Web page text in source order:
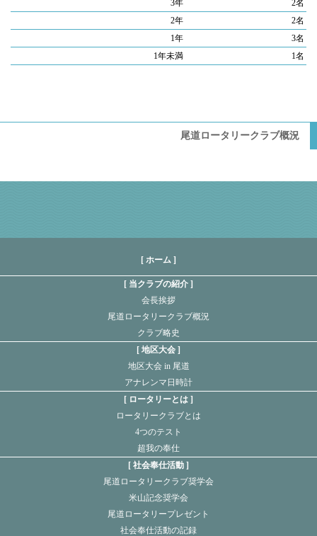
3年
2名
2年
2名
1年
3名
1年未満
1名
尾道ロータリークラブ概況
[ ホーム ]
当クラブの紹介
会長挨拶
尾道ロータリークラブ概況
クラブ略史
地区大会
地区大会 in 尾道
アナレンマ日時計
ロータリーとは
ロータリークラブとは
4つのテスト
超我の奉仕
社会奉仕活動
尾道ロータリークラブ奨学会
米山記念奨学会
尾道ロータリープレゼント
社会奉仕活動の記録